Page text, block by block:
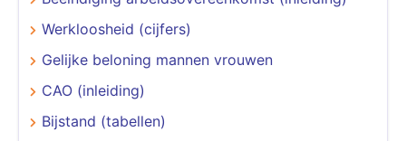
Werkloosheid (cijfers)
Gelijke beloning mannen vrouwen
CAO (inleiding)
Bijstand (tabellen)